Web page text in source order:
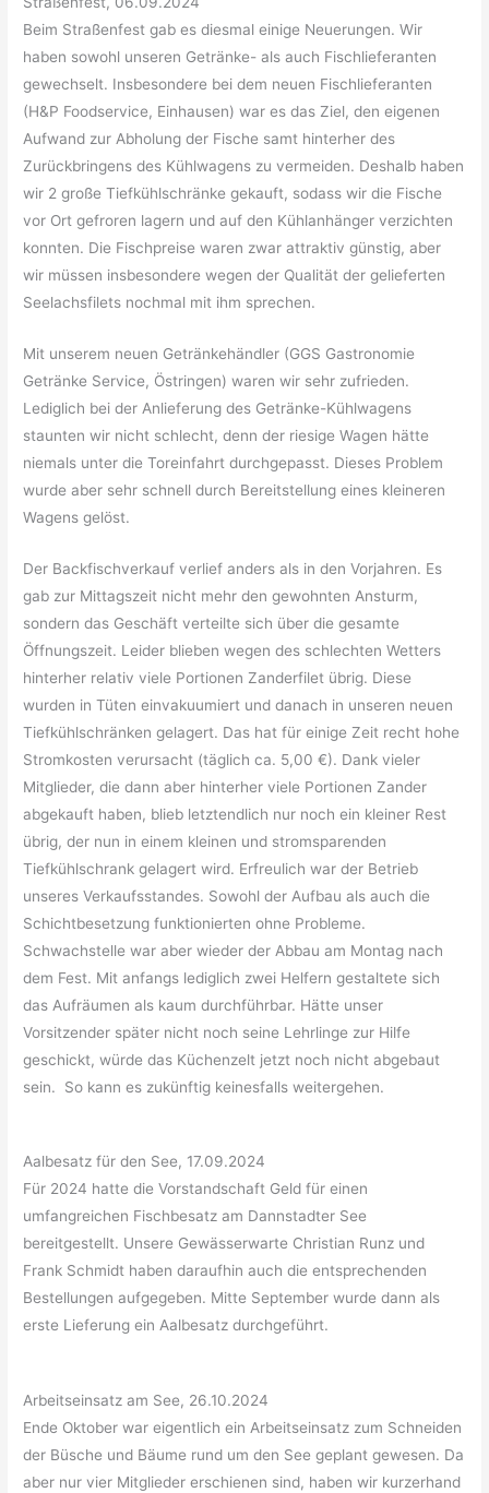
Beim Straßenfest gab es diesmal einige Neuerungen. Wir
haben sowohl unseren Getränke- als auch Fischlieferanten
gewechselt. Insbesondere bei dem neuen Fischlieferanten
(H&P Foodservice, Einhausen) war es das Ziel, den eigenen
Aufwand zur Abholung der Fische samt hinterher des
Zurückbringens des Kühlwagens zu vermeiden. Deshalb haben
wir 2 große Tiefkühlschränke gekauft, sodass wir die Fische
vor Ort gefroren lagern und auf den Kühlanhänger verzichten
konnten. Die Fischpreise waren zwar attraktiv günstig, aber
wir müssen insbesondere wegen der Qualität der gelieferten
Seelachsfilets nochmal mit ihm sprechen.
Mit unserem neuen Getränkehändler (GGS Gastronomie
Getränke Service, Östringen) waren wir sehr zufrieden.
Lediglich bei der Anlieferung des Getränke-Kühlwagens
staunten wir nicht schlecht, denn der riesige Wagen hätte
niemals unter die Toreinfahrt durchgepasst. Dieses Problem
wurde aber sehr schnell durch Bereitstellung eines kleineren
Wagens gelöst.
Der Backfischverkauf verlief anders als in den Vorjahren. Es
gab zur Mittagszeit nicht mehr den gewohnten Ansturm,
sondern das Geschäft verteilte sich über die gesamte
Öffnungszeit. Leider blieben wegen des schlechten Wetters
hinterher relativ viele Portionen Zanderfilet übrig. Diese
wurden in Tüten einvakuumiert und danach in unseren neuen
Tiefkühlschränken gelagert. Das hat für einige Zeit recht hohe
Stromkosten verursacht (täglich ca. 5,00 €). Dank vieler
Mitglieder, die dann aber hinterher viele Portionen Zander
abgekauft haben, blieb letztendlich nur noch ein kleiner Rest
übrig, der nun in einem kleinen und stromsparenden
Tiefkühlschrank gelagert wird. Erfreulich war der Betrieb
unseres Verkaufsstandes. Sowohl der Aufbau als auch die
Schichtbesetzung funktionierten ohne Probleme.
Schwachstelle war aber wieder der Abbau am Montag nach
dem Fest. Mit anfangs lediglich zwei Helfern gestaltete sich
das Aufräumen als kaum durchführbar. Hätte unser
Vorsitzender später nicht noch seine Lehrlinge zur Hilfe
geschickt, würde das Küchenzelt jetzt noch nicht abgebaut
sein. So kann es zukünftig keinesfalls weitergehen.
Aalbesatz für den See, 17.09.2024
Für 2024 hatte die Vorstandschaft Geld für einen
umfangreichen Fischbesatz am Dannstadter See
bereitgestellt. Unsere Gewässerwarte Christian Runz und
Frank Schmidt haben daraufhin auch die entsprechenden
Bestellungen aufgegeben. Mitte September wurde dann als
erste Lieferung ein Aalbesatz durchgeführt.
Arbeitseinsatz am See, 26.10.2024
Ende Oktober war eigentlich ein Arbeitseinsatz zum Schneiden
der Büsche und Bäume rund um den See geplant gewesen. Da
aber nur vier Mitglieder erschienen sind, haben wir kurzerhand